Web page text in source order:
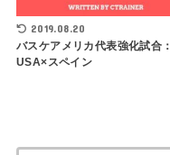
2019.08.20
バスケアメリカ代表強化試合：
USA×スペイン